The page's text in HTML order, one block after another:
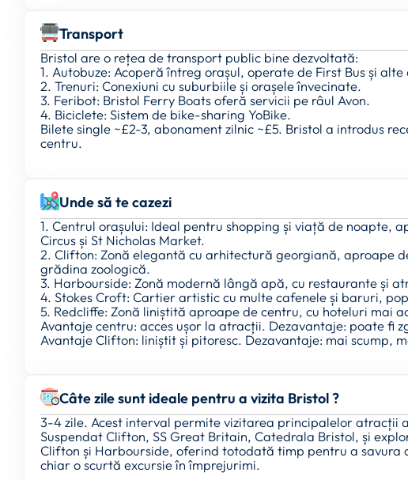
Transport
Bristol are o rețea de transport public bine dezvoltată:
1. Autobuze: Acoperă întreg orașul, operate de First Bus și alte
2. Trenuri: Conexiuni cu suburbiile și orașele învecinate.
3. Feribot: Bristol Ferry Boats oferă servicii pe râul Avon.
4. Biciclete: Sistem de bike-sharing YoBike.
Bilete single ~£2-3, abonament zilnic ~£5. Bristol a introdus
centru.
Unde să te cazezi
1. Centrul orașului: Ideal pentru shopping și viață de noapte,
Circus și St Nicholas Market.
2. Clifton: Zonă elegantă cu arhitectură georgiană, aproape
grădina zoologică.
3. Harbourside: Zonă modernă lângă apă, cu restaurante și
4. Stokes Croft: Cartier artistic cu multe cafenele și baruri,
5. Redcliffe: Zonă liniștită aproape de centru, cu hoteluri mai
Avantaje centru: acces ușor la atracții. Dezavantaje: poate fi
Avantaje Clifton: liniștit și pitoresc. Dezavantaje: mai scump,
Câte zile sunt ideale pentru a vizita Bristol ?
3-4 zile. Acest interval permite vizitarea principalelor atracții
Suspendat Clifton, SS Great Britain, Catedrala Bristol, și
Clifton și Harbourside, oferind totodată timp pentru a savura
chiar o scurtă excursie în împrejurimi.